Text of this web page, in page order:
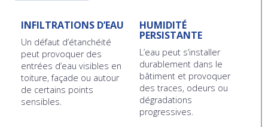
INFILTRATIONS D’EAU
Un défaut d’étanchéité
peut provoquer des
entrées d’eau visibles en
toiture, façade ou autour
de certains points
sensibles.
HUMIDITÉ
PERSISTANTE
L’eau peut s’installer
durablement dans le
bâtiment et provoquer
des traces, odeurs ou
dégradations
progressives.